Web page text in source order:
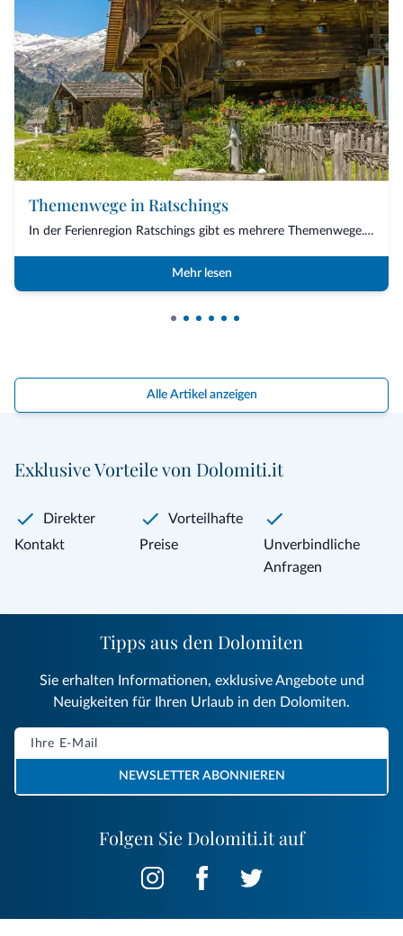
Themenwege in Ratschings
In der Ferienregion Ratschings gibt es mehrere Themenwege. Die vom Oberen Eisacktal v...
Mehr lesen
Alle Artikel anzeigen
Exklusive Vorteile von Dolomiti.it
Direkter
Kontakt
Vorteilhafte
Preise
Unverbindliche
Anfragen
Folgen Sie Dolomiti.it auf
Tipps aus den Dolomiten
Sie erhalten Informationen, exklusive Angebote und
Neuigkeiten für Ihren Urlaub in den Dolomiten.
NEWSLETTER ABONNIEREN